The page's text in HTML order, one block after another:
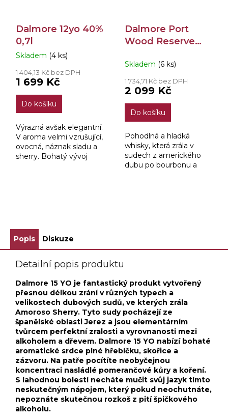
Dalmore 12yo 40%
0,7l
Průměrné
produktu
je
4,0
5
hvězdiček.
Skladem (4 ks)
1 404,13 Kč bez DPH
1 699 Kč
Do košíku
Výrazná avšak elegantní.
V aroma velmi vzrušující,
ovocná, náznak sladu a
sherry. Bohatý vývoj
Dalmore Port
Wood Reserve
Skladem (6 ks)
1 734,71 Kč bez DPH
2 099 Kč
Do košíku
Pohodlná a hladká
whisky, která zrála v
sudech z amerického
dubu po bourbonu a
Popis Diskuze
Detailní popis produktu
Dalmore 15 YO je fantastický produkt vytvořený
přesnou délkou zrání v různých typech a
velikostech dubových sudů, ve kterých zrála
Amoroso Sherry. Tyto sudy pocházejí ze
španělské oblasti Jerez a jsou elementárním
tvůrcem perfektní zralosti a vyrovnanosti mezi
alkoholem a dřevem. Dalmore 15 YO nabízí bohaté
aromatické srdce plné hřebíčku, skořice a
zázvoru. Na patře pocítíte neobyčejnou
koncentraci nasládlé pomerančové kůry a koření.
S lahodnou bolestí necháte mučit svůj jazyk tímto
neskutečným nápojem, který pokud neochutnáte,
nepoznáte skutečnou rozkoš z pití špičkového
alkoholu.